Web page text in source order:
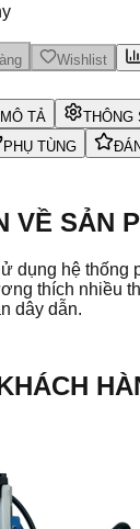
Wishlist
MÔ TẢ THÔNG
PHỤ TÙNG
VỀ SẢN
dụng hệ thống
thích nhiều
dây dẫn.